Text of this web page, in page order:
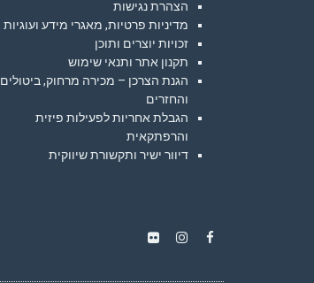
הצהרת נגישות
מדיניות פרטיות, מאגרי מידע ועוגיות
זכויות יוצרים ותוכן
תקנון אתר ותנאי שימוש
הגנת הצרכן – מכירה מרחוק, ביטולים
והחזרים
הגבלת אחריות לפעילות פיזית
והרפתקאית
דיוור ישיר ותקשורת שיווקית